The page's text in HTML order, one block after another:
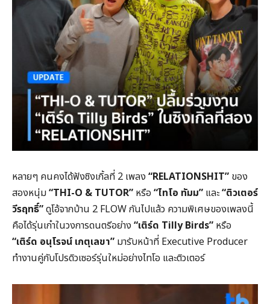
หลายๆ คนคงได้ฟังซิงเกิ้ลที่ 2 เพลง “RELATIONSHIT” ของ
สองหนุ่ม“THI-O & TUTOR” หรือ “ไทโอ ทัมม” และ“ติวเตอร์
วีรฤทธิ์”ดูโอ้จากบ้าน 2 FLOW กันไปแล้ว ความพิเศษของเพลงนี้
คือได้รุ่นเก๋าในวงการดนตรีอย่าง “เติร์ด Tilly Birds” หรือ
“เติร์ด อนุโรจน์ เกตุเลขา” มารับหน้าที่ Executive Producer
ทำงานคู่กับโปรดิวเซอร์รุ่นใหม่อย่างไทโอ และติวเตอร์